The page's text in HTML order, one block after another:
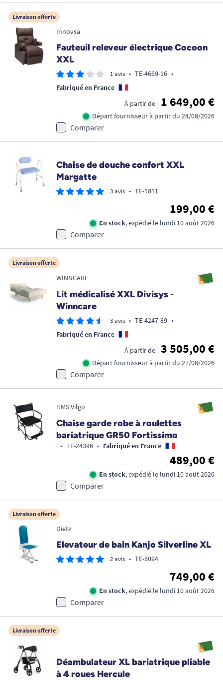
Livraison offerte
Innovsa
Fauteuil releveur électrique Cocoon
XXL
1 avis • TE-4669-16 •
Fabriqué en France
À partir de
1 649,00 €
Départ fournisseur à partir du 24/08/2026
Comparer
Chaise de douche confort XXL
Margatte
3 avis • TE-1811
199,00 €
En stock, expédié le lundi 10 août 2026
Comparer
Livraison offerte
WINNCARE
Lit médicalisé XXL Divisys -
Winncare
3 avis • TE-4247-89 •
Fabriqué en France
À partir de
3 505,00 €
Départ fournisseur à partir du 27/08/2026
Comparer
HMS Vilgo
Chaise garde robe à roulettes
bariatrique GR50 Fortissimo
• TE-24396 • Fabriqué en France
489,00 €
En stock, expédié le lundi 10 août 2026
Comparer
Livraison offerte
Dietz
Elevateur de bain Kanjo Silverline XL
2 avis • TE-5094
749,00 €
En stock, expédié le lundi 10 août 2026
Comparer
Livraison offerte
Déambulateur XL bariatrique pliable
à 4 roues Hercule